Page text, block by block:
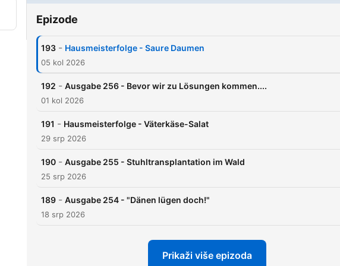
Epizode
193 - Hausmeisterfolge - Saure Daumen
05 kol 2026
192 - Ausgabe 256 - Bevor wir zu Lösungen kommen....
01 kol 2026
191 - Hausmeisterfolge - Väterkäse-Salat
29 srp 2026
190 - Ausgabe 255 - Stuhltransplantation im Wald
25 srp 2026
189 - Ausgabe 254 - "Dänen lügen doch!"
18 srp 2026
Prikaži više epizoda